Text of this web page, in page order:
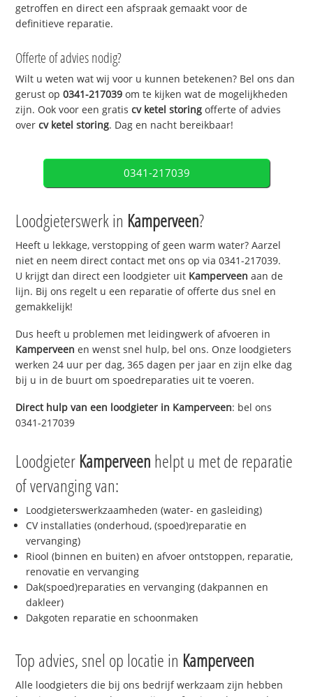
getroffen en direct een afspraak gemaakt voor de
definitieve reparatie.
Offerte of advies nodig?
Wilt u weten wat wij voor u kunnen betekenen? Bel ons dan
gerust op0341-217039 om te kijken wat de mogelijkheden
zijn. Ook voor een gratiscv ketel storing offerte of advies
overcv ketel storing. Dag en nacht bereikbaar!
0341-217039
Loodgieterswerk in Kamperveen?
Heeft u lekkage, verstopping of geen warm water? Aarzel
niet en neem direct contact met ons op via 0341-217039.
U krijgt dan direct een loodgieter uit Kamperveen aan de
lijn. Bij ons regelt u een reparatie of offerte dus snel en
gemakkelijk!
Dus heeft u problemen met leidingwerk of afvoeren in
Kamperveen en wenst snel hulp, bel ons. Onze loodgieters
werken 24 uur per dag, 365 dagen per jaar en zijn elke dag
bij u in de buurt om spoedreparaties uit te voeren.
Direct hulp van een loodgieter in Kamperveen: bel ons
0341-217039
Loodgieter Kamperveen helpt u met de reparatie
of vervanging van:
Loodgieterswerkzaamheden (water- en gasleiding)
CV installaties (onderhoud, (spoed)reparatie en
vervanging)
Riool (binnen en buiten) en afvoer ontstoppen, reparatie,
renovatie en vervanging
Dak(spoed)reparaties en vervanging (dakpannen en
dakleer)
Dakgoten reparatie en schoonmaken
Top advies, snel op locatie in Kamperveen
Alle loodgieters die bij ons bedrijf werkzaam zijn hebben